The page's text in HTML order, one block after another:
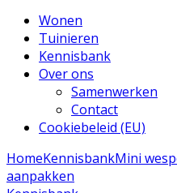
Huizen en
Wonen
Tuinieren
Kennisbank
Over ons
Samenwerken
Contact
Cookiebeleid (EU)
HomeKennisbankMini
aanpakken